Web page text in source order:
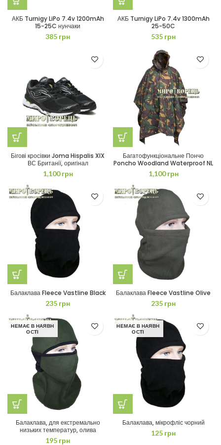
АКБ Turnigy LiPo 7.4v 1200mAh
15-25C нунчаки
385 грн
АКБ Turnigy LiPo 7.4v 1300mAh
25-50C
535 грн
Бігові кросівки Joma Hispalis XIX
ВС Британії, оригінал
1,100грн
Багатофункціональне Пончо
Poncho Woodland Waterproof NL
1,100грн
Балаклава Fleece Vastline Black
235 грн
Балаклава Fleece Vastline Olive
235 грн
НЕМАЄ В НАЯВН
ОСТІ
Балаклава, для екстремально
низьких температур, олива
195 грн
НЕМАЄ В НАЯВН
ОСТІ
Балаклава, мікрофліс чорний
125 грн